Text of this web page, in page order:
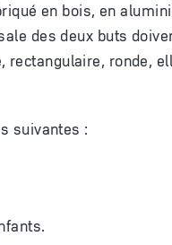
en bois, en
des deux buts
rectangulaire, ronde,
suivantes :